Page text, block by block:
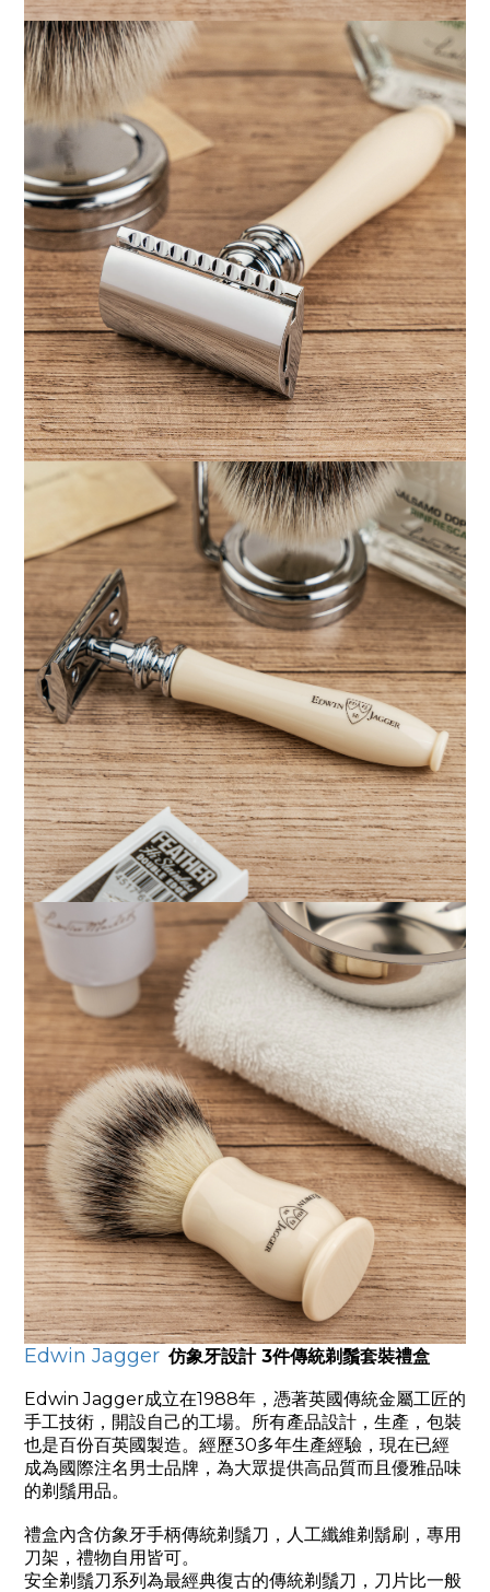
Edwin Jagger 仿象牙設計 3件傳統剃鬚套裝禮盒
Edwin Jagger成立在1988年，憑著英國傳統金屬工匠的
手工技術，開設自己的工場。所有產品設計，生產，包裝
也是百份百英國製造。經歷30多年生產經驗，現在已經
成為國際注名男士品牌，為大眾提供高品質而且優雅品味
的剃鬚用品。
禮盒內含仿象牙手柄傳統剃鬚刀，人工纖維剃鬍刷，專用
刀架，禮物自用皆可。
安全剃鬚刀系列為最經典復古的傳統剃鬚刀，刀片比一般